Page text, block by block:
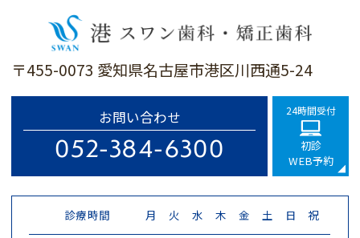
〒455-0073 愛知県名古屋市港区川西通5-24
お問い合わせ
052-384-6300
24時間受付
初診
WEB予約
診療時間 月 火 水 木 金 土 日 祝